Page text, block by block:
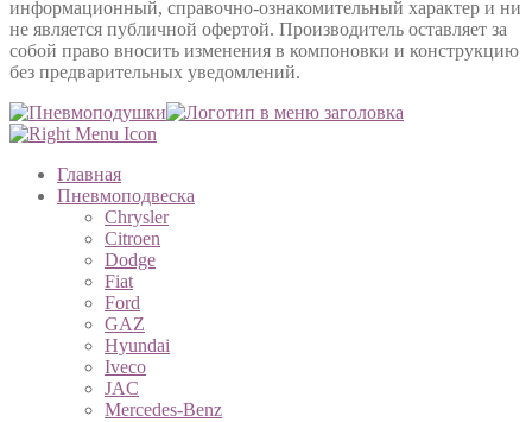
информационный, справочно-ознакомительный характер и ни
не является публичной офертой. Производитель оставляет за
собой право вносить изменения в компоновки и конструкцию
без предварительных уведомлений.
Главная
Пневмоподвеска
Chrysler
Citroen
Dodge
Fiat
Ford
GAZ
Hyundai
Iveco
JAC
Mercedes-Benz